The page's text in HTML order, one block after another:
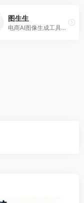
图生生
电商AI图像生成工具，专注于商品图创作。面向电商卖家，提供商品图生成、背景替换、批量处理等服务，商品图质量高。